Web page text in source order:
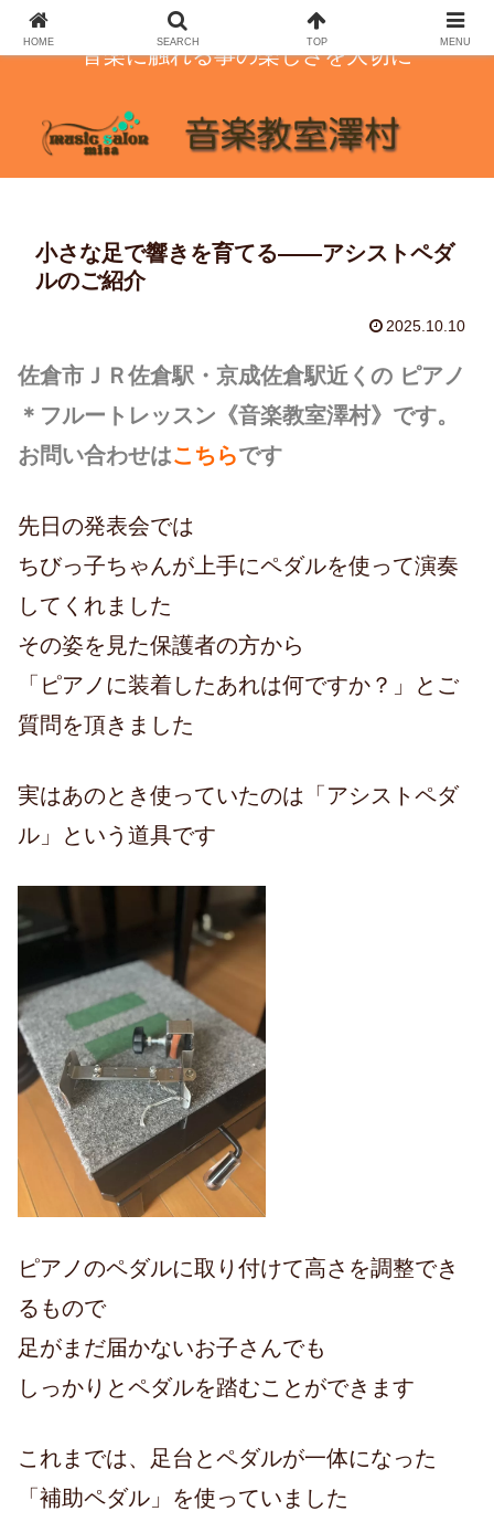
音楽に触れる事の楽しさを大切に
小さな足で響きを育てる——アシストペダ
ルのご紹介
2025.10.10
佐倉市ＪＲ佐倉駅・京成佐倉駅近くの ピアノ
＊フルートレッスン 《音楽教室澤村》です。
お問い合わせはこちらです
先日の発表会では
ちびっ子ちゃんが上手にペダルを使って演奏
してくれました
その姿を見た保護者の方から
「ピアノに装着したあれは何ですか？」とご
質問を頂きました
実はあのとき使っていたのは「アシストペダ
ル」という道具です
ピアノのペダルに取り付けて高さを調整でき
るもので
足がまだ届かないお子さんでも
しっかりとペダルを踏むことができます
これまでは、足台とペダルが一体になった
「補助ペダル」を使っていました
HOME SEARCH TOP MENU